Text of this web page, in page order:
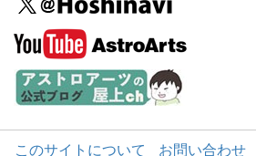
このサイトについて お問い合わせ